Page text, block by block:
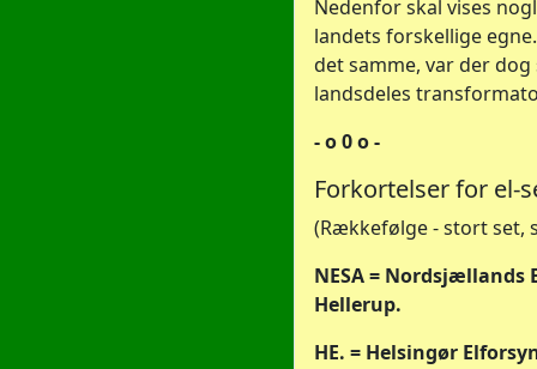
Nedenfor skal vises
landets forskellige
det samme, var der
landsdeles
- o 0 o -
Forkortelser for el-
(Rækkefølge - stort set,
NESA = Nordsjællands
Hellerup.
HE. = Helsingør